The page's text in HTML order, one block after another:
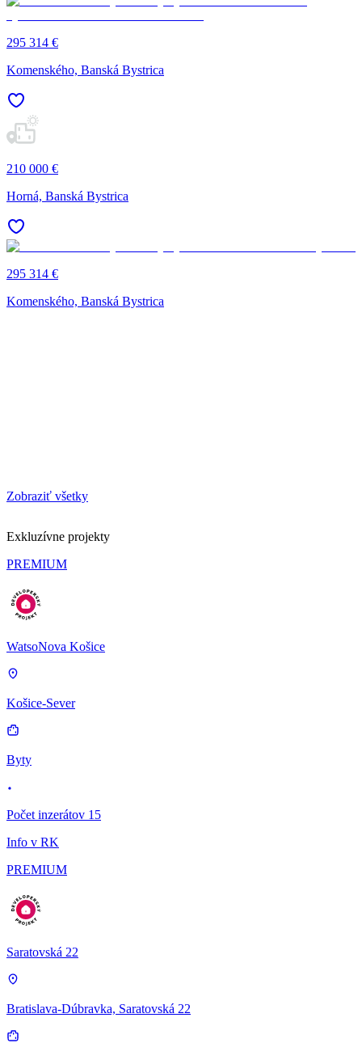
295 314 €
Komenského, Banská Bystrica
210 000 €
Horná, Banská Bystrica
295 314 €
Komenského, Banská Bystrica
Zobraziť všetky
Exkluzívne projekty
PREMIUM
WatsoNova Košice
Košice-Sever
Byty
Počet inzerátov 15
Info v RK
PREMIUM
Saratovská 22
Bratislava-Dúbravka, Saratovská 22